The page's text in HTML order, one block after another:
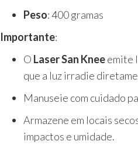
Peso: 400 gramas
Importante:
O Laser San Kneeemite
que a luz irradie
Manuseie com cuidado
Armazene em locais
impactos e umidade.